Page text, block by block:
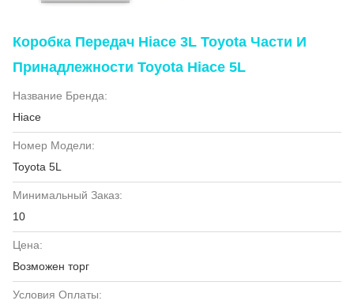
Коробка Передач Hiace 3L Toyota Части И
Принадлежности Toyota Hiace 5L
Название Бренда:
Hiace
Номер Модели:
Toyota 5L
Минимальный Заказ:
10
Цена:
Возможен торг
Условия Оплаты: